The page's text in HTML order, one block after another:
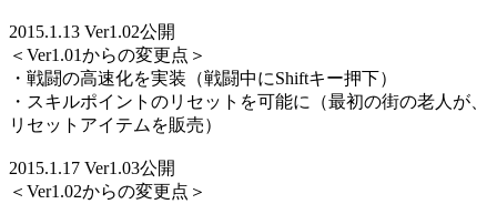
2015.1.13 Ver1.02公開
＜Ver1.01からの変更点＞
・戦闘の高速化を実装（戦闘中にShiftキー押下）
・スキルポイントのリセットを可能に（最初の街の老人が、
リセットアイテムを販売）
2015.1.17 Ver1.03公開
＜Ver1.02からの変更点＞